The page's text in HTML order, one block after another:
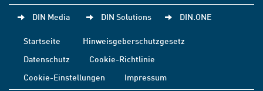
DIN Media DIN Solutions DIN.ONE
Startseite
Hinweisgeberschutzgesetz
Datenschutz
Cookie-Richtlinie
Cookie-Einstellungen
Impressum